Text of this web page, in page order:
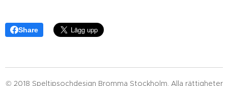
Share
© 2018 Speltipsochdesign Bromma Stockholm. Alla rättigheter